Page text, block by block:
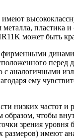
пластика
может быть
с аналогичными
ему
низких частот
образом, чтобы
зрения
размеров) имеют